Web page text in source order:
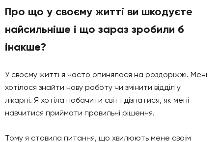
Про що у своєму житті ви шкодуєте
найсильніше і що зараз зробили б
інакше?
У своєму житті я часто опинялася на роздоріжжі. Мені
хотілося знайти нову роботу чи змінити відділ у
лікарні. Я хотіла побачити світ і дізнатися, як мені
навчитися приймати правильні рішення.
Тому я ставила питання, що хвилюють мене своїм